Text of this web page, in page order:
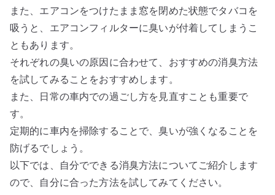
また、エアコンをつけたまま窓を閉めた状態でタバコを
吸うと、エアコンフィルターに臭いが付着してしまうこ
ともあります。
それぞれの臭いの原因に合わせて、おすすめの消臭方法
を試してみることをおすすめします。
また、日常の車内での過ごし方を見直すことも重要で
す。
定期的に車内を掃除することで、臭いが強くなることを
防げるでしょう。
以下では、自分でできる消臭方法についてご紹介します
ので、自分に合った方法を試してみてください。